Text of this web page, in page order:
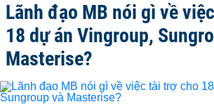
Lãnh đạo MB nói gì về
18 dự án Vingroup,
Masterise?